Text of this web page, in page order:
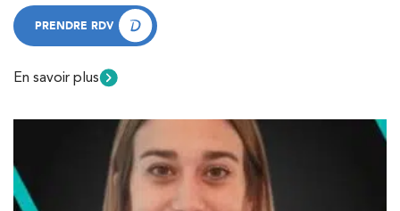
PRENDRE RDV
En savoir plus